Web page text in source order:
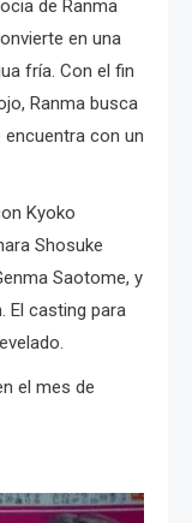
de Ranma
en una
fría. Con el fin
Ranma busca
con un
Kyoko
Shosuke
Saotome, y
El casting para
el mes de